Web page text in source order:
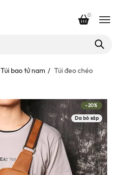
0
Túi bao tử nam
Túi đeo chéo
-20%
Da bò sáp